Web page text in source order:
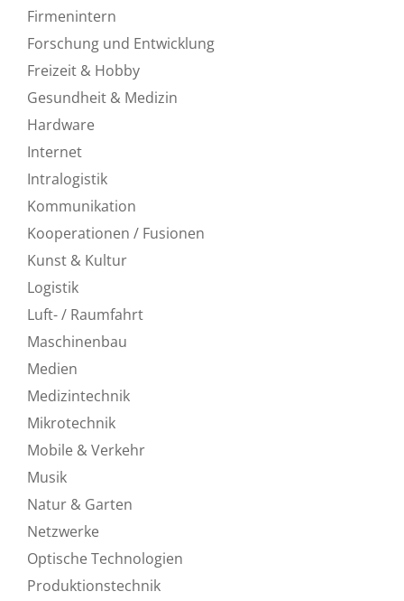
Firmenintern
Forschung und Entwicklung
Freizeit & Hobby
Gesundheit & Medizin
Hardware
Internet
Intralogistik
Kommunikation
Kooperationen / Fusionen
Kunst & Kultur
Logistik
Luft- / Raumfahrt
Maschinenbau
Medien
Medizintechnik
Mikrotechnik
Mobile & Verkehr
Musik
Natur & Garten
Netzwerke
Optische Technologien
Produktionstechnik